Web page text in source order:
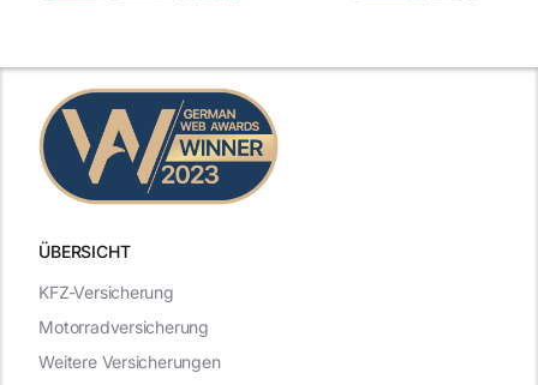
ÜBERSICHT
KFZ-Versicherung
Motorradversicherung
Weitere Versicherungen